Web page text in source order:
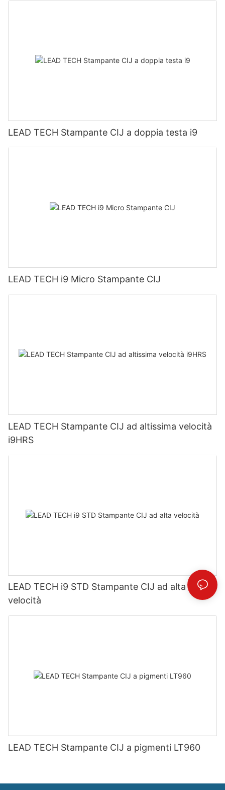
LEAD TECH Stampante CIJ a doppia testa i9
LEAD TECH i9 Micro Stampante CIJ
LEAD TECH Stampante CIJ ad altissima velocità
i9HRS
LEAD TECH i9 STD Stampante CIJ ad alta
velocità
LEAD TECH Stampante CIJ a pigmenti LT960